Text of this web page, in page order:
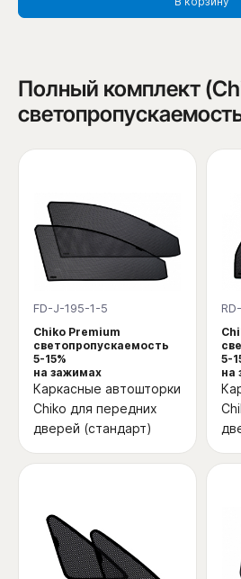
Полный комплект
FD-J-195-1-5
Chiko Premium
светопропускаемость
5-15%
на зажимах
Каркасные автошторки
Chiko для передних
дверей (стандарт)
5-
на